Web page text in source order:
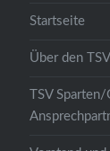
Startseite
Über den
TSV